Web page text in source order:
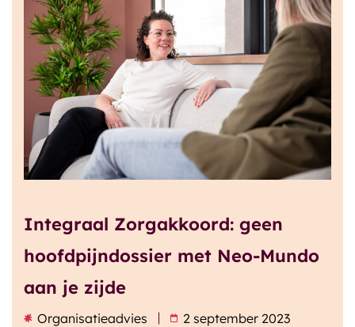
Integraal Zorgakkoord: geen
hoofdpijndossier met Neo-Mundo
aan je zijde
Organisatieadvies 2 september 2023